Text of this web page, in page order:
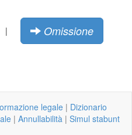
| Omissione
legale | Dizionario
| Annullabilità | Simul stabunt